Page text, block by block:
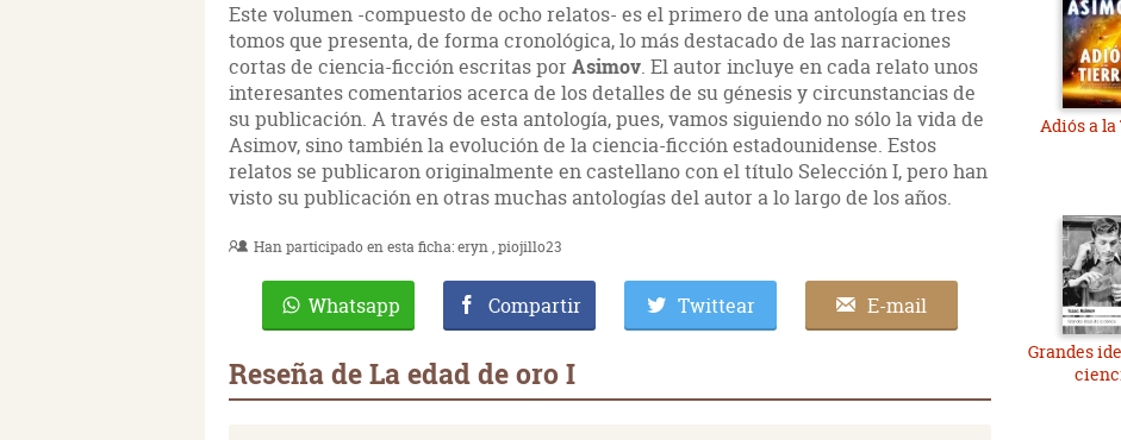
Este volumen -compuesto de ocho relatos- es el primero de una antología en tres
tomos que presenta, de forma cronológica, lo más destacado de las narraciones
cortas de ciencia-ficción escritas por Asimov. El autor incluye en cada relato unos
interesantes comentarios acerca de los detalles de su génesis y circunstancias de
su publicación. A través de esta antología, pues, vamos siguiendo no sólo la vida de
Asimov, sino también la evolución de la ciencia-ficción estadounidense. Estos
relatos se publicaron originalmente en castellano con el título Selección I, pero han
visto su publicación en otras muchas antologías del autor a lo largo de los años.
Han participado en esta ficha:eryn piojillo23
Whatsapp Compartir Twittear E-mail
Reseña de La edad de oro I
Adiós a
Grandes